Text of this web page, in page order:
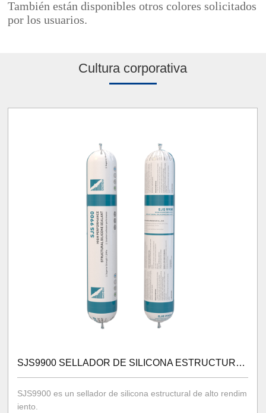
También están disponibles otros colores solicitados
por los usuarios.
Cultura corporativa
SJS9900 SELLADOR DE SILICONA ESTRUCTURAL DE ALTO RENDIMIENTO
SJS9900 es un sellador de silicona estructural de alto rendim
iento.